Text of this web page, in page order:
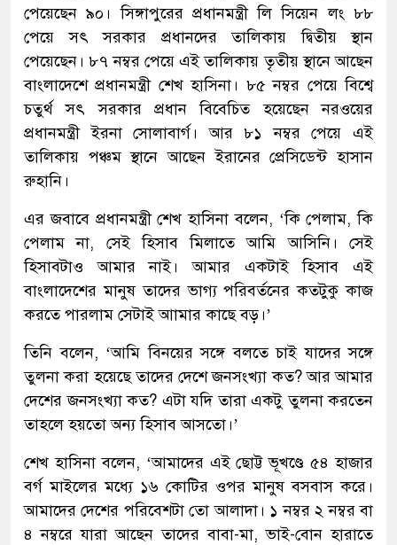
পেয়েছেন ৯০। সিঙ্গাপুরের প্রধানমন্ত্রী লি সিয়েন লং ৮৮
পেয়ে সৎ সরকার প্রধানদের তালিকায় দ্বিতীয় স্থান
পেয়েছেন। ৮৭ নম্বর পেয়ে এই তালিকায় তৃতীয় স্থানে আছেন
বাংলাদেশে প্রধানমন্ত্রী শেখ হাসিনা। ৮৫ নম্বর পেয়ে বিশ্বে
চতুর্থ সৎ সরকার প্রধান বিবেচিত হয়েছেন নরওয়ের
প্রধানমন্ত্রী ইরনা সোলাবার্গ। আর ৮১ নম্বর পেয়ে এই
তালিকায় পঞ্চম স্থানে আছেন ইরানের প্রেসিডেন্ট হাসান
রুহানি।
এর জবাবে প্রধানমন্ত্রী শেখ হাসিনা বলেন, ‘কি পেলাম, কি
পেলাম না, সেই হিসাব মিলাতে আমি আসিনি। সেই
হিসাবটাও আমার নাই। আমার একটাই হিসাব এই
বাংলাদেশের মানুষ তাদের ভাগ্য পরিবর্তনের কতটুকু কাজ
করতে পারলাম সেটাই আামার কাছে বড়।’
তিনি বলেন, ‘আমি বিনয়ের সঙ্গে বলতে চাই যাদের সঙ্গে
তুলনা করা হয়েছে তাদের দেশে জনসংখ্যা কত? আর আমার
দেশের জনসংখ্যা কত? এটা যদি তারা একটু তুলনা করতেন
তাহলে হয়তো অন্য হিসাব আসতো।’
শেখ হাসিনা বলেন, ‘আমাদের এই ছোট্ট ভূখণ্ডে ৫৪ হাজার
বর্গ মাইলের মধ্যে ১৬ কোটির ওপর মানুষ বসবাস করে।
আমাদের দেশের পরিবেশটা তো আলাদা। ১ নম্বর ২ নম্বর বা
৪ নম্বরে যারা আছেন তাদের বাবা-মা, ভাই-বোন হারাতে